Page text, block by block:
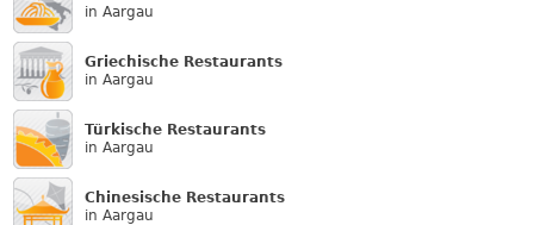
in Aargau
Griechische Restaurants
in Aargau
Türkische Restaurants
in Aargau
Chinesische Restaurants
in Aargau